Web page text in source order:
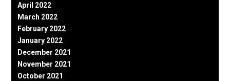
April 2022
March 2022
February 2022
January 2022
December 2021
November 2021
October 2021